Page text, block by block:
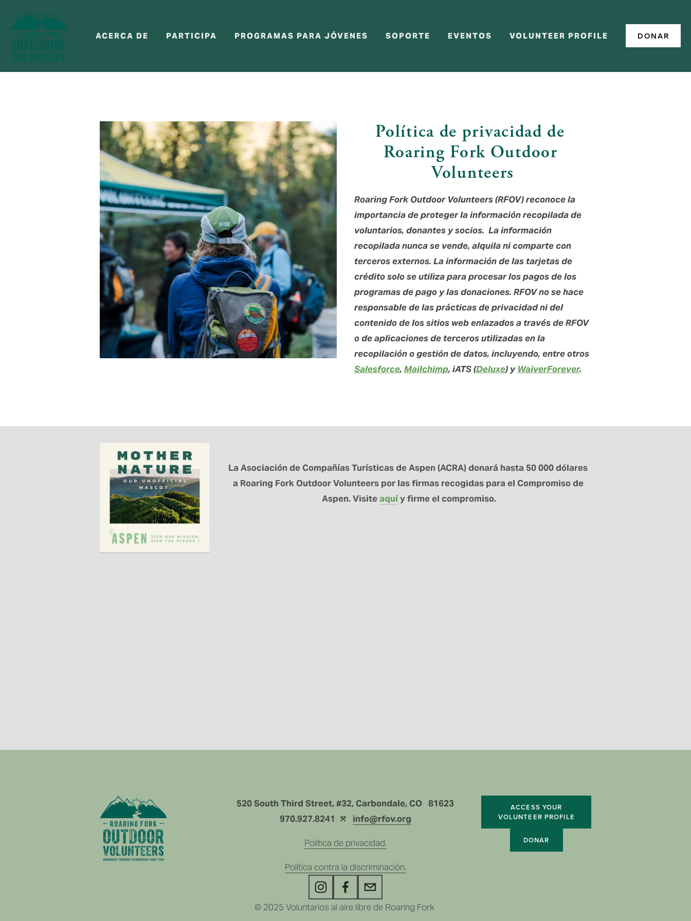
ACERCA DE PARTICIPA PROGRAMAS PARA JÓVENES SOPORTE EVENTOS VOLUNTEER PROFILE DONAR
Política de privacidad de
Roaring Fork Outdoor
Volunteers
Roaring Fork Outdoor Volunteers (RFOV) reconoce la
importancia de proteger la información recopilada de
voluntarios, donantes y socios.  La información
recopilada nunca se vende, alquila ni comparte con
terceros externos. La información de las tarjetas de
crédito solo se utiliza para procesar los pagos de los
programas de pago y las donaciones. RFOV no se hace
responsable de las prácticas de privacidad ni del
contenido de los sitios web enlazados a través de RFOV
o de aplicaciones de terceros utilizadas en la
Salesforce, Mailchimp, iATS (Deluxe) y WaiverForever.
La Asociación de Compañías Turísticas de Aspen (ACRA) donará hasta 50 000 dólares
a Roaring Fork Outdoor Volunteers por las firmas recogidas para el Compromiso de
Aspen. Visite aquí y firme el compromiso.
520 South Third Street, #32, Carbondale, CO   81623
970.927.8241  ⤲
info@rfov.org
Política de privacidad.
Política contra la discriminación.
ACCESS YOUR
VOLUNTEER PROFILE
DONAR
© 2025 Voluntarios al aire libre de Roaring Fork